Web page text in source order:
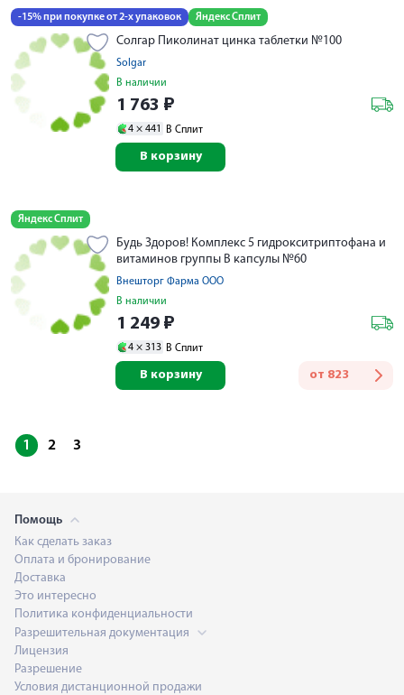
-15% при покупке от 2-х упаковок Яндекс Сплит
Солгар Пиколинат цинка таблетки №100
Solgar
В наличии
1 763 ₽
4 × 441 В Сплит
В корзину
Яндекс Сплит
Будь Здоров! Комплекс 5 гидрокситриптофана и
витаминов группы В капсулы №60
Внешторг Фарма ООО
В наличии
1 249 ₽
4 × 313 В Сплит
от 823
В корзину
1 2 3
Помощь
Как сделать заказ
Оплата и бронирование
Доставка
Это интересно
Политика конфиденциальности
Разрешительная документация
Лицензия
Разрешение
Условия дистанционной продажи